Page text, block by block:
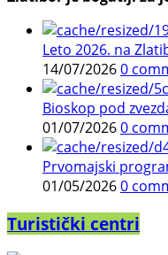
Leto 2026. na
14/07/20260
Bioskop pod
01/07/20260
Prvomajski
01/05/20260
Turistički centri